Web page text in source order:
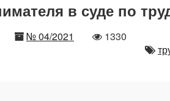
в суде по
Номер
№ 04/2021
Количество
просмотров
1330